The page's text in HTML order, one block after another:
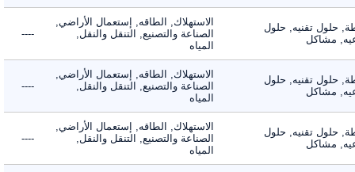
حلول تقنيه, حلول
مشاكل
الاستهلاك, الطاقه, إستعمال الأراضي,
الصناعة والتصنيع, التنقل والنقل,
المياه
----
حلول تقنيه, حلول
مشاكل
الاستهلاك, الطاقه, إستعمال الأراضي,
الصناعة والتصنيع, التنقل والنقل,
المياه
----
حلول تقنيه, حلول
مشاكل
الاستهلاك, الطاقه, إستعمال الأراضي,
الصناعة والتصنيع, التنقل والنقل,
المياه
----